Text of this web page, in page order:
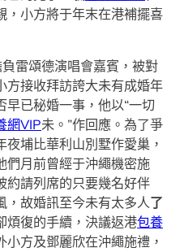
，小方將于年末在港補擺喜
雷頌德演唱會嘉賓，被對
方接收拜訪誇大未有成婚年
早已秘婚一事，他以“一切
網VIP未。”作回應。為了爭
埔比華利山別墅作愛巢，
們月前曾經于沖繩機密施
約請列席的只要幾名好伴
，故婚訊至今未有太多人了
煩復的手續，決議返港包養
小方及鄧麗欣在沖繩施禮，